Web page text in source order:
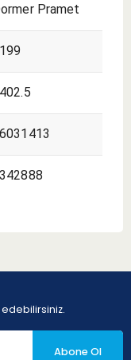
Pramet
Abone Ol